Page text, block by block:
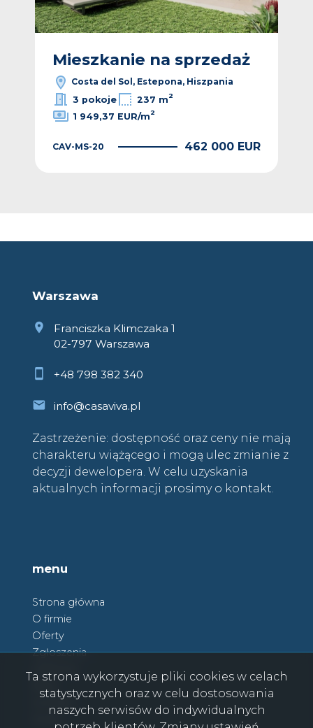
Mieszkanie na sprzedaż
Costa del Sol, Estepona, Hiszpania
3 pokoje
237 m2
1 949,37 EUR/m2
CAV-MS-20 462 000 EUR
Warszawa
Franciszka Klimczaka 1
02-797 Warszawa
+48 798 382 340
info@casaviva.pl
Zastrzeżenie: dostępność oraz ceny nie mają
charakteru wiążącego i mogą ulec zmianie z
decyzji dewelopera. W celu uzyskania
aktualnych informacji prosimy o kontakt.
menu
Strona główna
O firmie
Oferty
Zgłoszenia
Kontakt
Ta strona wykorzystuje pliki cookies w celach
statystycznych oraz w celu dostosowania
naszych serwisów do indywidualnych